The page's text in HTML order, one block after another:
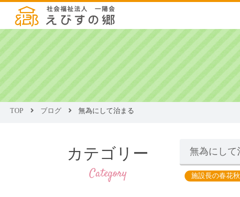
TOP ブログ 無為にして治まる
カテゴリー
Category
無為にして
施設長の春花秋